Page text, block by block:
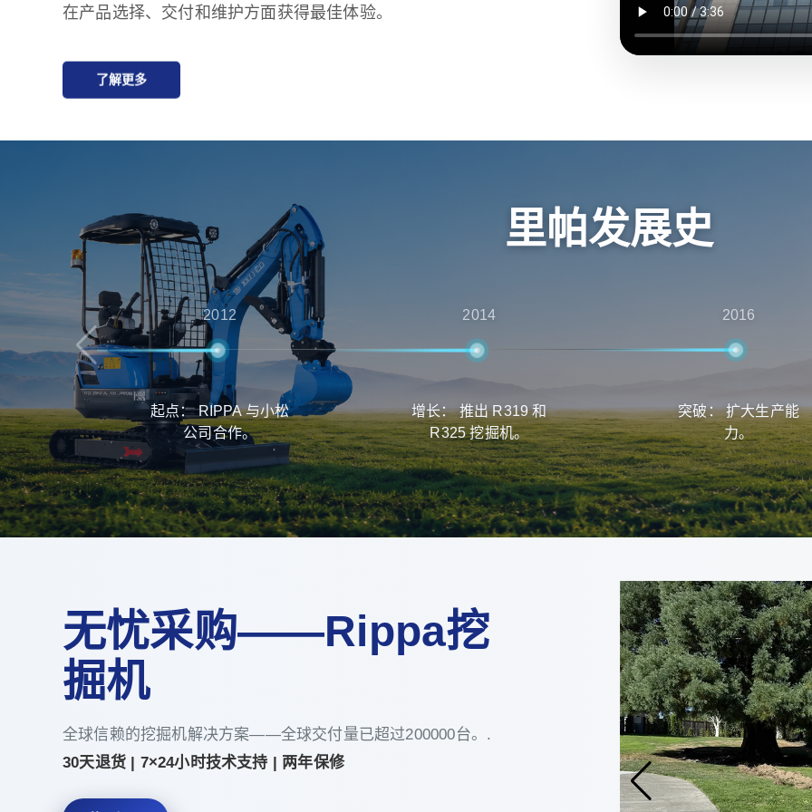
在产品选择、交付和维护方面获得最佳体验。
了解更多
里帕发展史
2012
起点： RIPPA 与小松
公司合作。
2014
增长： 推出 R319 和
R325 挖掘机。
2016
突破： 扩大生产能
力。
无忧采购——Rippa挖
掘机
全球信赖的挖掘机解决方案——全球交付量已超过200000台。.
30天退货 | 7×24小时技术支持 | 两年保修